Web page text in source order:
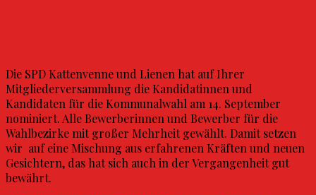
Die SPD Kattenvenne und Lienen hat auf Ihrer
Mitgliederversammlung die Kandidatinnen und
Kandidaten für die Kommunalwahl am 14. September
nominiert. Alle Bewerberinnen und Bewerber für die
Wahlbezirke mit großer Mehrheit gewählt. Damit setzen
wir auf eine Mischung aus erfahrenen Kräften und neuen
Gesichtern, das hat sich auch in der Vergangenheit gut
bewährt.